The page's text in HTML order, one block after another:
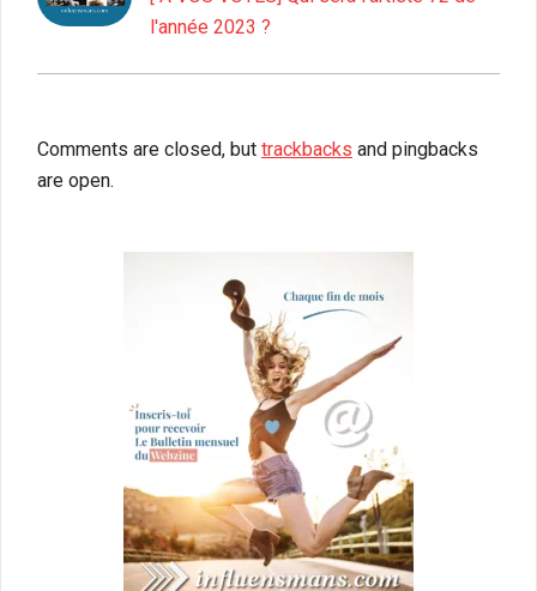
l'année 2023 ?
Comments are closed, but trackbacks and pingbacks
are open.